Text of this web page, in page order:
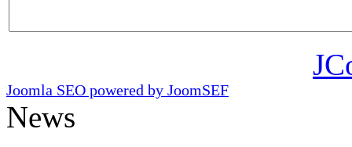
Joomla SEO powered by JoomSEF
News